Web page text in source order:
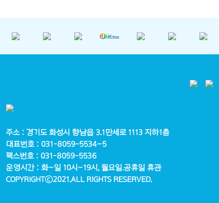
주소 : 경기도 화성시 향남읍 3.1만세로 1113 지하1층
대표번호 : 031-8059-5534~5
팩스번호 : 031-8059-5536
운영시간 : 화~일 10시~19시, 월요일.공휴일 휴관
COPYRIGHTⓒ2021.ALL RIGHTS RESERVED.